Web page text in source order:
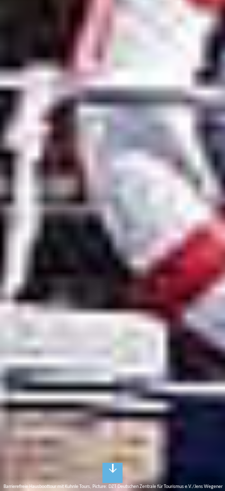
Barrierefreie Hausboottour mit Kuhnle Tours, Picture: DZT Deutschen Zentrale für Tourismus e.V./Jens Wegener